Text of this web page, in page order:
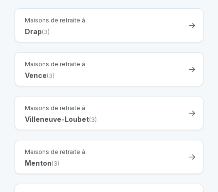
Maisons de retraite à
Drap(3)
Maisons de retraite à
Vence(3)
Maisons de retraite à
Villeneuve-Loubet(3)
Maisons de retraite à
Menton(3)